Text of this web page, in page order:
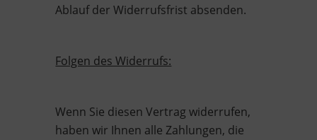
Ablauf der Widerrufsfrist absenden.
Folgen des Widerrufs:
Wenn Sie diesen Vertrag widerrufen,
haben wir Ihnen alle Zahlungen, die